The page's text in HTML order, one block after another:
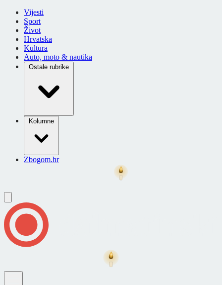
Vijesti
Sport
Život
Hrvatska
Kultura
Auto, moto & nautika
Ostale rubrike
Kolumne
Zbogom.hr